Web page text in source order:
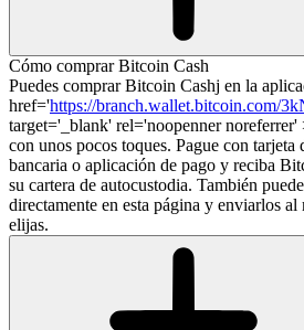
Cómo comprar Bitcoin Cash
Puedes comprar Bitcoin Cashj en la
href='https://branch.wallet.bitcoin.com/
target='_blank' rel='noopenner
con unos pocos toques. Pague con tarjeta
bancaria o aplicación de pago y reciba
su cartera de autocustodia. También
directamente en esta página y enviarlos
elijas.